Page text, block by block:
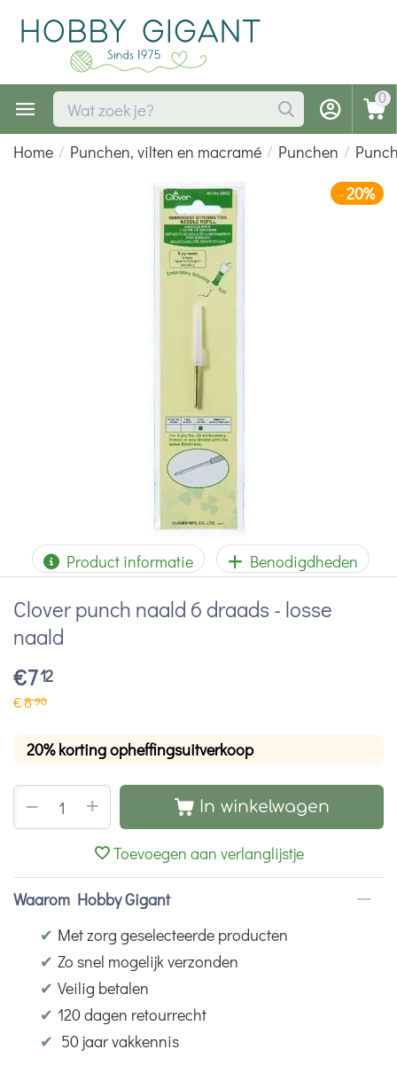
0
Home / Punchen, vilten en macramé / Punchen /
-20%
Product informatie Benodigdheden
Clover punch naald 6 draads - losse
naald
€712
€890
20% korting opheffingsuitverkoop
+
− In winkelwagen
Toevoegen aan verlanglijstje
Waarom Hobby Gigant
✔ Met zorg geselecteerde producten
✔ Zo snel mogelijk verzonden
✔ Veilig betalen
✔ 120 dagen retourrecht
✔ 50 jaar vakkennis